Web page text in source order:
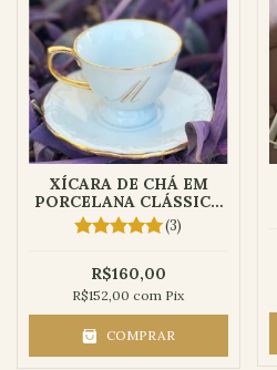
XÍCARA DE CHÁ EM
PORCELANA CLÁSSICA
PERSONALIZADA COM
INICIAL
(3)
R$160,00
R$152,00com Pix
COMPRAR